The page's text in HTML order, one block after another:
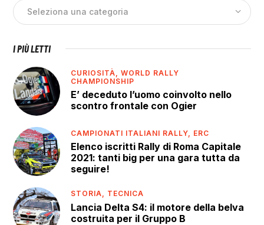
I PIÙ LETTI
CURIOSITÀ,WORLD RALLY
CHAMPIONSHIP
E’ deceduto l’uomo coinvolto nello
scontro frontale con Ogier
CAMPIONATI ITALIANI RALLY, ERC
Elenco iscritti Rally di Roma Capitale
2021: tanti big per una gara tutta da
seguire!
STORIA, TECNICA
Lancia Delta S4: il motore della belva
costruita per il Gruppo B